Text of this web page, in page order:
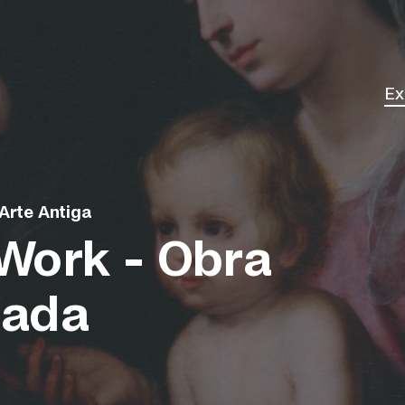
- Obra
Antiga